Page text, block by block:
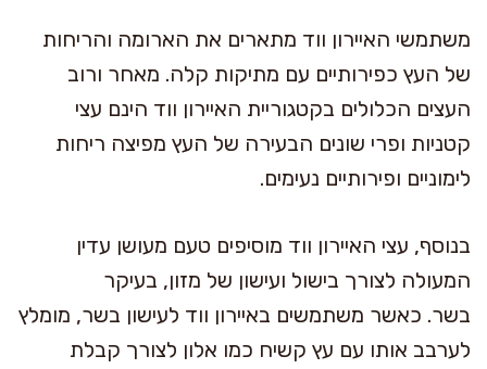
משתמשי האיירון ווד מתארים את הארומה והריחות
של העץ כפירותיים עם מתיקות קלה. מאחר ורוב
העצים הכלולים בקטגוריית האיירון ווד הינם עצי
קטניות ופרי שונים הבעירה של העץ מפיצה ריחות
לימוניים ופירותיים נעימים.
בנוסף, עצי האיירון ווד מוסיפים טעם מעושן עדין
המעולה לצורך בישול ועישון של מזון, בעיקר
בשר. כאשר משתמשים באיירון ווד לעישון בשר, מומלץ
לערבב אותו עם עץ קשיח כמו אלון לצורך קבלת